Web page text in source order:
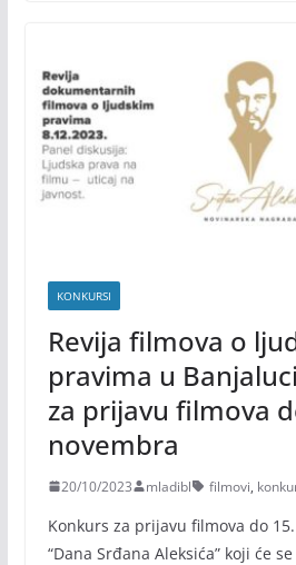
KONKURSI
Revija filmova o
pravima u
za prijavu filmova
novembra
20/10/2023 mladibl filmovi,
Konkurs za prijavu filmova do
“Dana Srđana Aleksića” koji će